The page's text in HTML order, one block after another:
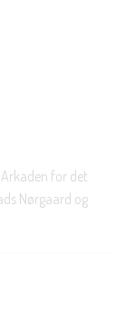
for det
Nørgaard og